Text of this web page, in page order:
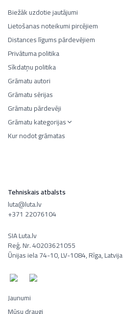
Biežāk uzdotie jautājumi
Lietošanas noteikumi pircējiem
Distances līgums pārdevējiem
Privātuma politika
Sīkdatņu politika
Grāmatu autori
Grāmatu sērijas
Grāmatu pārdevēji
Grāmatu kategorijas
Kur nodot grāmatas
Tehniskais atbalsts
luta@luta.lv
+371 22076104
SIA Luta.lv
Reģ. Nr. 40203621055
Ūnijas iela 74-10, LV-1084, Rīga, Latvija
Jaunumi